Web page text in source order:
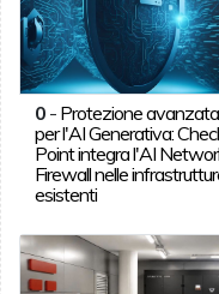
0- Protezione avanzata
per l'AI Generativa:
Point integra l'AI
Firewall nelle
esistenti